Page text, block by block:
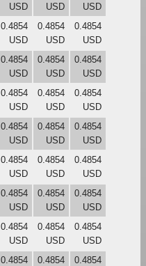
USD
USD
USD
0.4854
USD
0.4854
USD
0.4854
USD
0.4854
USD
0.4854
USD
0.4854
USD
0.4854
USD
0.4854
USD
0.4854
USD
0.4854
USD
0.4854
USD
0.4854
USD
0.4854
USD
0.4854
USD
0.4854
USD
0.4854
USD
0.4854
USD
0.4854
USD
0.4854
USD
0.4854
USD
0.4854
USD
0.4854
0.4854
0.4854